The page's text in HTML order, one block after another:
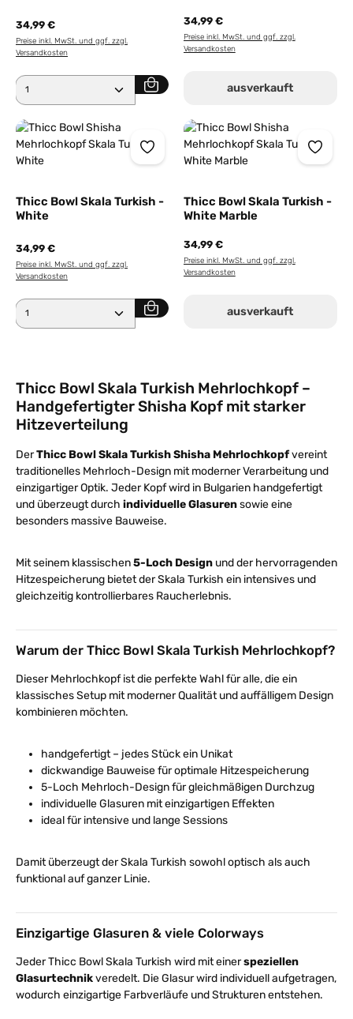
34,99 €
Preise inkl. MwSt. und ggf. zzgl.
Versandkosten
Produkt Anzahl: Gib den gewünschten Wert ein
34,99 €
Preise inkl. MwSt. und ggf. zzgl.
Versandkosten
ausverkauft
Thicc Bowl Skala Turkish -
White
34,99 €
Preise inkl. MwSt. und ggf. zzgl.
Versandkosten
Produkt Anzahl: Gib den gewünschten Wert ein
Thicc Bowl Skala Turkish -
White Marble
34,99 €
Preise inkl. MwSt. und ggf. zzgl.
Versandkosten
ausverkauft
Thicc Bowl Skala Turkish Mehrlochkopf –
Handgefertigter Shisha Kopf mit starker
Hitzeverteilung
DerThicc Bowl Skala Turkish Shisha Mehrlochkopfvereint
traditionelles Mehrloch-Design mit moderner Verarbeitung und
einzigartiger Optik. Jeder Kopf wird in Bulgarien handgefertigt
und überzeugt durch individuelle Glasurensowie eine
besonders massive Bauweise.
Mit seinem klassischen5-Loch Design und der hervorragenden
Hitzespeicherung bietet der Skala Turkish ein intensives und
gleichzeitig kontrollierbares Raucherlebnis.
Warum der Thicc Bowl Skala Turkish Mehrlochkopf?
Dieser Mehrlochkopf ist die perfekte Wahl für alle, die ein
klassisches Setup mit moderner Qualität und auffälligem Design
kombinieren möchten.
handgefertigt – jedes Stück ein Unikat
dickwandige Bauweise für optimale Hitzespeicherung
5-Loch Mehrloch-Design für gleichmäßigen Durchzug
individuelle Glasuren mit einzigartigen Effekten
ideal für intensive und lange Sessions
Damit überzeugt der Skala Turkish sowohl optisch als auch
funktional auf ganzer Linie.
Einzigartige Glasuren & viele Colorways
Jeder Thicc Bowl Skala Turkish wird mit einerspeziellen
Glasurtechnikveredelt. Die Glasur wird individuell aufgetragen,
wodurch einzigartige Farbverläufe und Strukturen entstehen.